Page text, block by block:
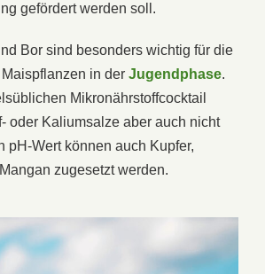
gefördert werden soll.
Bor sind besonders wichtig für die
in der Jugendphase.
Mikronährstoffcocktail
oder Kaliumsalze aber auch nicht
pH-Wert können auch Kupfer,
zugesetzt werden.